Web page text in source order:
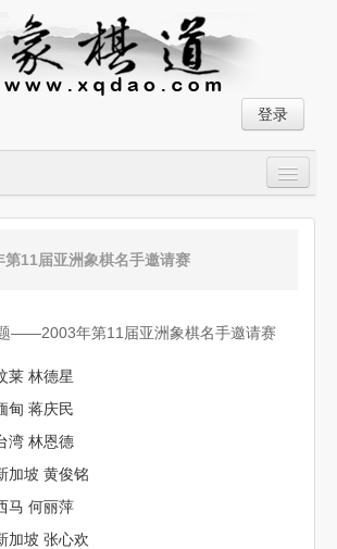
登录
第11届亚洲象棋名手邀请赛
——2003年第11届亚洲象棋名手邀请赛
莱 林德星
甸 蒋庆民
湾 林恩德
加坡 黄俊铭
马 何丽萍
加坡 张心欢